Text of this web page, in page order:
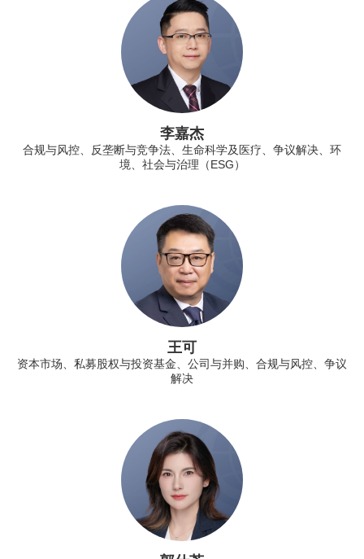
李嘉杰
合规与风控、反垄断与竞争法、生命科学及医疗、争议解决、环
境、社会与治理（ESG）
王可
资本市场、私募股权与投资基金、公司与并购、合规与风控、争议
解决